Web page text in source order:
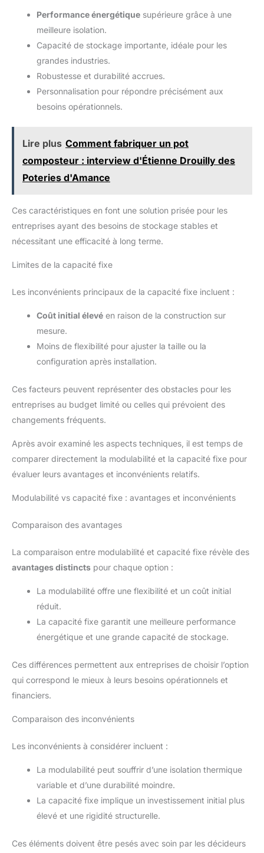
Performance énergétique supérieure grâce à une
meilleure isolation.
Capacité de stockage importante, idéale pour les
grandes industries.
Robustesse et durabilité accrues.
Personnalisation pour répondre précisément aux
besoins opérationnels.
Lire plus Comment fabriquer un pot
composteur : interview d'Étienne Drouilly des
Poteries d'Amance
Ces caractéristiques en font une solution prisée pour les
entreprises ayant des besoins de stockage stables et
nécessitant une efficacité à long terme.
Limites de la capacité fixe
Les inconvénients principaux de la capacité fixe incluent :
Coût initial élevé en raison de la construction sur
mesure.
Moins de flexibilité pour ajuster la taille ou la
configuration après installation.
Ces facteurs peuvent représenter des obstacles pour les
entreprises au budget limité ou celles qui prévoient des
changements fréquents.
Après avoir examiné les aspects techniques, il est temps de
comparer directement la modulabilité et la capacité fixe pour
évaluer leurs avantages et inconvénients relatifs.
Modulabilité vs capacité fixe : avantages et inconvénients
Comparaison des avantages
La comparaison entre modulabilité et capacité fixe révèle des
avantages distincts pour chaque option :
La modulabilité offre une flexibilité et un coût initial
réduit.
La capacité fixe garantit une meilleure performance
énergétique et une grande capacité de stockage.
Ces différences permettent aux entreprises de choisir l’option
qui correspond le mieux à leurs besoins opérationnels et
financiers.
Comparaison des inconvénients
Les inconvénients à considérer incluent :
La modulabilité peut souffrir d’une isolation thermique
variable et d’une durabilité moindre.
La capacité fixe implique un investissement initial plus
élevé et une rigidité structurelle.
Ces éléments doivent être pesés avec soin par les décideurs